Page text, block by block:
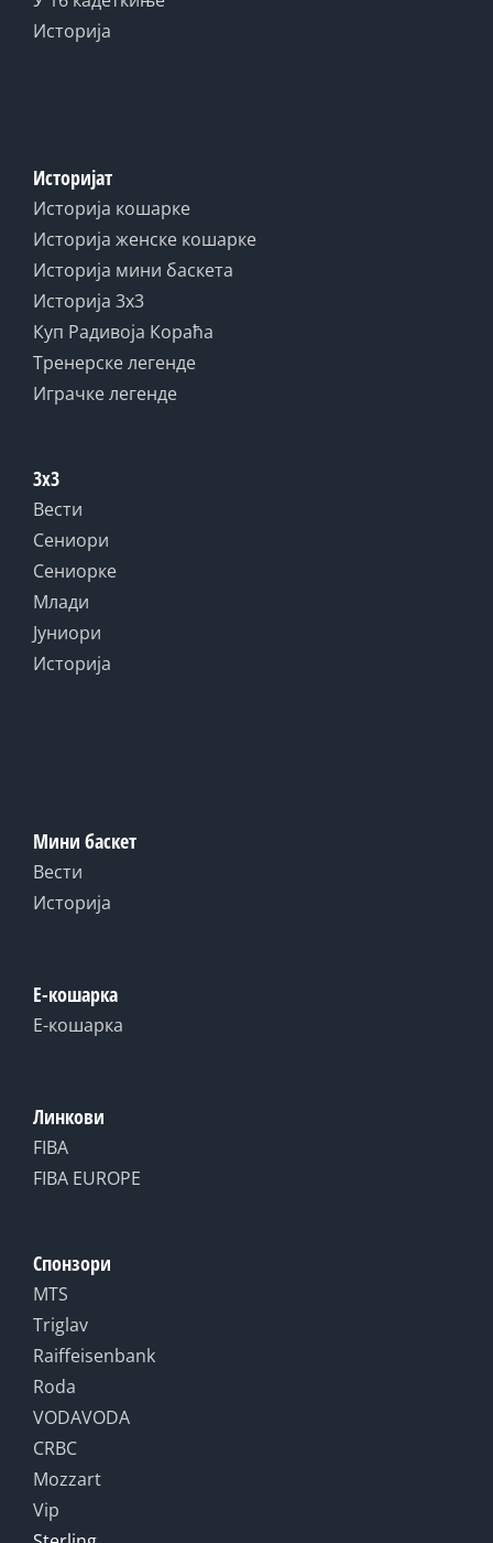
Историја
Историјат
Историја кошарке
Историја женске кошарке
Историја мини баскета
Историја 3x3
Куп Радивоја Кораћа
Тренерске легенде
Играчке легенде
3x3
Вести
Сениори
Сениорке
Млади
Јуниори
Историја
Мини баскет
Вести
Историја
Е-кошарка
Е-кошарка
Линкови
FIBA
FIBA EUROPE
Спонзори
MTS
Triglav
Raiffeisenbank
Roda
VODAVODA
CRBC
Mozzart
Vip